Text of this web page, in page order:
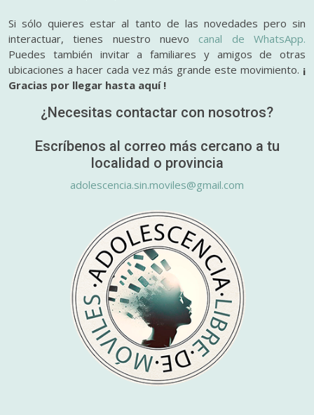
Si sólo quieres estar al tanto de las novedades pero sin
interactuar, tienes nuestro nuevo canal de WhatsApp.
Puedes también invitar a familiares y amigos de otras
ubicaciones a hacer cada vez más grande este movimiento. ¡
Gracias por llegar hasta aquí !
¿Necesitas contactar con nosotros?
Escríbenos al correo más cercano a tu
localidad o provincia
adolescencia.sin.moviles@gmail.com